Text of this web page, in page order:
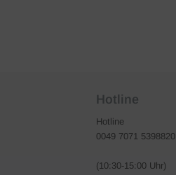
Hotline
Hotline
0049 7071 5398820
(10:30-15:00 Uhr)